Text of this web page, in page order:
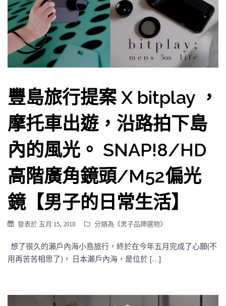
豐島旅行提案 X bitplay ，
摩托車出遊，沿路拍下島
內的風光。 SNAP!8/HD
高階廣角鏡頭/M52偏光
鏡【男子的日常生活】
發表於 五月 15, 2018 分類為《男子品牌選物》
想了很久的瀨戶內海小島旅行，終於在今年五月完成了心願(不
用再苦苦相思了)， 日本瀨戶內海，是位於 […]